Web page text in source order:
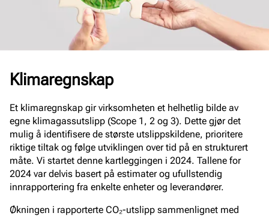
Klimaregnskap
Et klimaregnskap gir virksomheten et helhetlig bilde av
egne klimagassutslipp (Scope 1, 2 og 3). Dette gjør det
mulig å identifisere de største utslippskildene, prioritere
riktige tiltak og følge utviklingen over tid på en strukturert
måte. Vi startet denne kartleggingen i 2024. Tallene for
2024 var delvis basert på estimater og ufullstendig
innrapportering fra enkelte enheter og leverandører.
Økningen i rapporterte CO₂-utslipp sammenlignet med